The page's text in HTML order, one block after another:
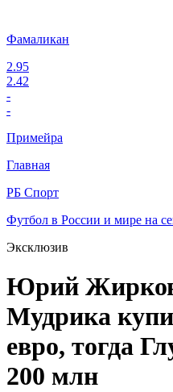
Фамаликан
2.95
2.42
-
-
Примейра
Главная
РБ Спорт
Футбол в России и мире на
Эксклюзив
Юрий
Мудрика
евро, тогда
200 млн